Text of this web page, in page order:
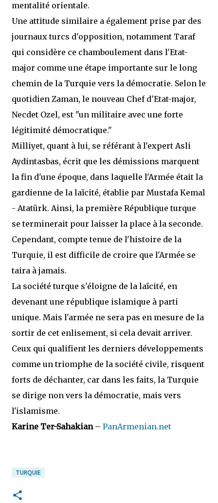
mentalité orientale.
Une attitude similaire a également prise par des
journaux turcs d'opposition, notamment Taraf
qui considère ce chamboulement dans l'Etat-
major comme une étape importante sur le long
chemin de la Turquie vers la démocratie. Selon le
quotidien Zaman, le nouveau Chef d'Etat-major,
Necdet Ozel, est "un militaire avec une forte
légitimité démocratique."
Milliyet, quant à lui, se référant à l'expert Asli
Aydintasbas, écrit que les démissions marquent
la fin d'une époque, dans laquelle l'Armée était la
gardienne de la laïcité, établie par Mustafa Kemal
- Atatürk. Ainsi, la première République turque
se terminerait pour laisser la place à la seconde.
Cependant, compte tenue de l'histoire de la
Turquie, il est difficile de croire que l'Armée se
taira à jamais.
La société turque s'éloigne de la laïcité, en
devenant une république islamique à parti
unique. Mais l'armée ne sera pas en mesure de la
sortir de cet enlisement, si cela devait arriver.
Ceux qui qualifient les derniers développements
comme un triomphe de la société civile, risquent
forts de déchanter, car dans les faits, la Turquie
se dirige non vers la démocratie, mais vers
l'islamisme.
Karine Ter-Sahakian– PanArmenian.net
TURQUIE